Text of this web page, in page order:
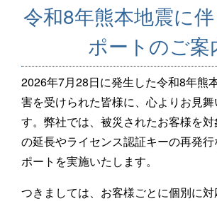
令和8年熊本地震に
ポートのご案
2026年7月28日に発生した令和8年熊
害を受けられた皆様に、心よりお見舞
す。弊社では、被災されたお客様を
の延長やライセンス認証キーの再発
ポートを実施いたします。
つきましては、お客様ごとに個別に